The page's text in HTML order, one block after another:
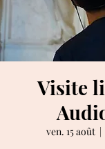
Visite
ven. 15 août
  |